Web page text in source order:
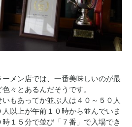
メン店では、一番美味しいのが最
々とあるんだそうです。
もあってか並ぶ人は４０～５０人
以上が午前１０時から並んでいま
１５分で並び「７番」で入場でき